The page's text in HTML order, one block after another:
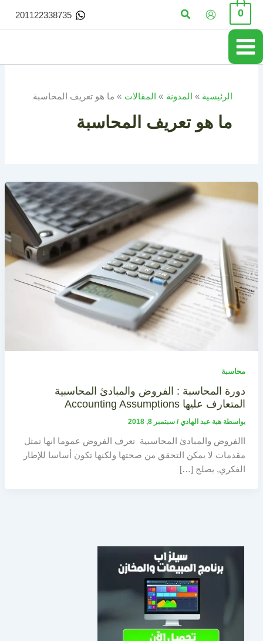
تخطي
المحتوى
0 البحث 201122338735
الرئيسية المدونة المقالات ما هو تعريف المحاسبة
ما هو تعريف المحاسبة
محاسبة
دورة المحاسبة : الفروض والمبادئ المحاسبية
المتعارف عليها Accounting Assumptions
بواسطة هبة عبد الهادي/ سبتمبر 8, 2018
االفروض والمبادئ المحاسبية تعرف الفروض عموما انها تمثل
مقدمات لا يمكن التحقق من صحتها ولكنها تكون أساسا للإطار
الفكري, يصلح […]